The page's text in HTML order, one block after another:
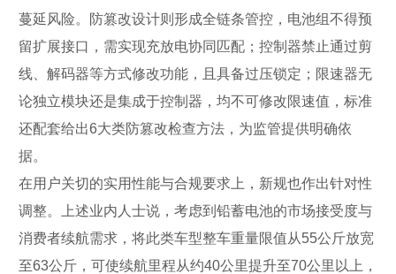
蔓延风险。防篡改设计则形成全链条管控，电池组不得预
留扩展接口，需实现充放电协同匹配；控制器禁止通过剪
线、解码器等方式修改功能，且具备过压锁定；限速器无
论独立模块还是集成于控制器，均不可修改限速值，标准
还配套给出6大类防篡改检查方法，为监管提供明确依
据。
在用户关切的实用性能与合规要求上，新规也作出针对性
调整。上述业内人士说，考虑到铅蓄电池的市场接受度与
消费者续航需求，将此类车型整车重量限值从55公斤放宽
至63公斤，可使续航里程从约40公里提升至70公里以上，